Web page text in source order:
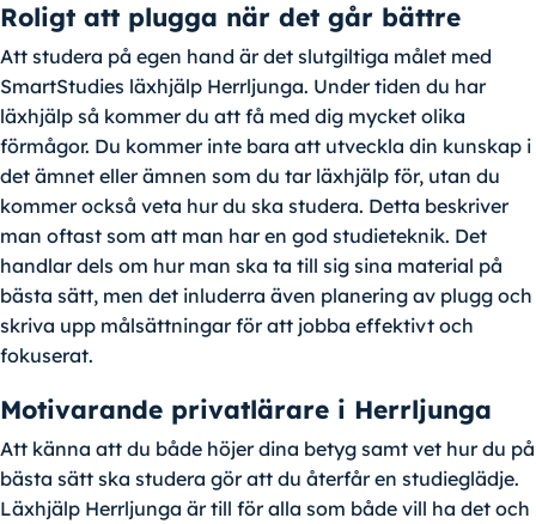
Roligt att plugga när det går bättre
Att studera på egen hand är det slutgiltiga målet med
SmartStudies läxhjälp Herrljunga. Under tiden du har
läxhjälp så kommer du att få med dig mycket olika
förmågor. Du kommer inte bara att utveckla din kunskap i
det ämnet eller ämnen som du tar läxhjälp för, utan du
kommer också veta hur du ska studera. Detta beskriver
man oftast som att man har en god studieteknik. Det
handlar dels om hur man ska ta till sig sina material på
bästa sätt, men det inluderra även planering av plugg och
skriva upp målsättningar för att jobba effektivt och
fokuserat.
Motivarande privatlärare i Herrljunga
Att känna att du både höjer dina betyg samt vet hur du på
bästa sätt ska studera gör att du återfår en studieglädje.
Läxhjälp Herrljunga är till för alla som både vill ha det och